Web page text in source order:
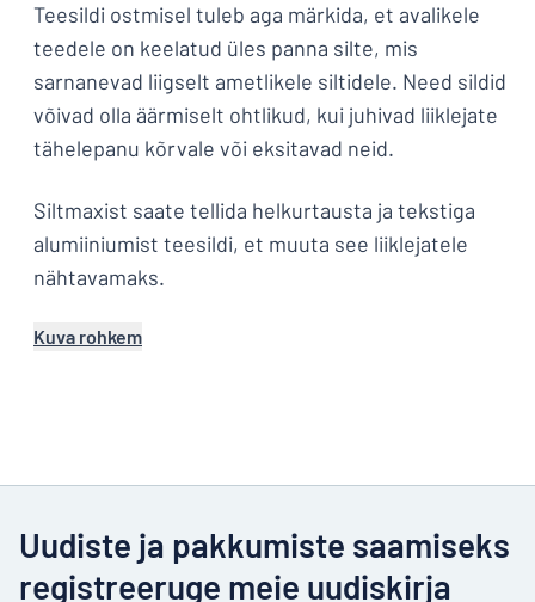
Teesildi ostmisel tuleb aga märkida, et avalikele
teedele on keelatud üles panna silte, mis
sarnanevad liigselt ametlikele siltidele. Need sildid
võivad olla äärmiselt ohtlikud, kui juhivad liiklejate
tähelepanu kõrvale või eksitavad neid.
Siltmaxist saate tellida helkurtausta ja tekstiga
alumiiniumist teesildi, et muuta see liiklejatele
nähtavamaks.
Kuva rohkem
Uudiste ja pakkumiste saamiseks
registreeruge meie uudiskirja